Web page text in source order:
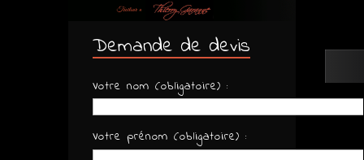
Demande de devis
Votre nom (obligatoire) :
Votre prénom (obligatoire) :